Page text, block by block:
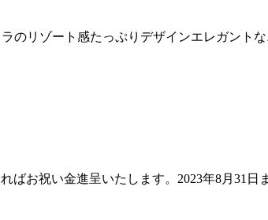
のリゾート感たっぷりデザインエレガント
ればお祝い金進呈いたします。2023年8月